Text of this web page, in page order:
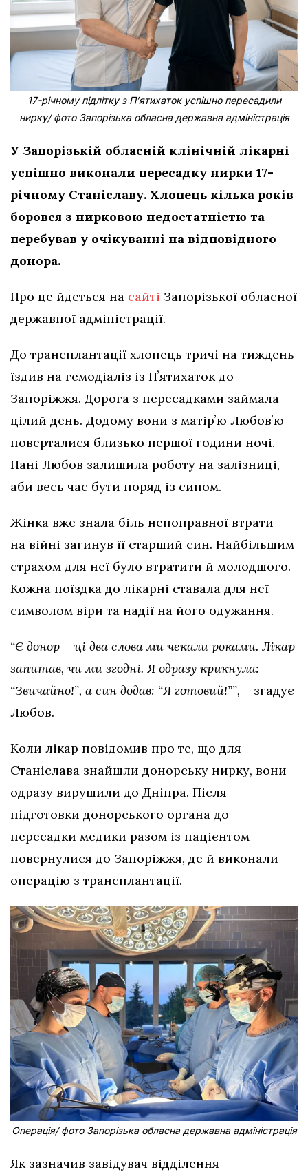
17-річному підлітку з Пʼятихаток успішно пересадили
нирку/ фото Запорізька обласна державна адміністрація
У Запорізькій обласній клінічній лікарні
успішно виконали пересадку нирки 17-
річному Станіславу. Хлопець кілька років
боровся з нирковою недостатністю та
перебував у очікуванні на відповідного
донора.
Про це йдеться на сайті Запорізької обласної
державної адміністрації.
До трансплантації хлопець тричі на тиждень
їздив на гемодіаліз із Пʼятихаток до
Запоріжжя. Дорога з пересадками займала
цілий день. Додому вони з матірʼю Любовʼю
поверталися близько першої години ночі.
Пані Любов залишила роботу на залізниці,
аби весь час бути поряд із сином.
Жінка вже знала біль непоправної втрати –
на війні загинув її старший син. Найбільшим
страхом для неї було втратити й молодшого.
Кожна поїздка до лікарні ставала для неї
символом віри та надії на його одужання.
“Є донор – ці два слова ми чекали роками. Лікар
запитав, чи ми згодні. Я одразу крикнула:
“Звичайно!”, а син додав: “Я готовий!””, – згадує
Любов.
Коли лікар повідомив про те, що для
Станіслава знайшли донорську нирку, вони
одразу вирушили до Дніпра. Після
підготовки донорського органа до
пересадки медики разом із пацієнтом
повернулися до Запоріжжя, де й виконали
операцію з трансплантації.
Операція/ фото Запорізька обласна державна адміністрація
Як зазначив завідувач відділення